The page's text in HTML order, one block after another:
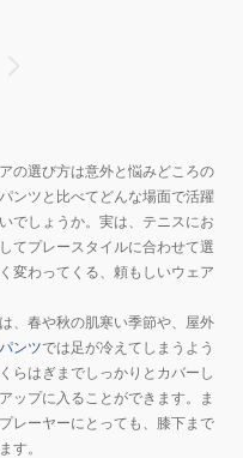
の選び方は意外と悩みどころの
ンツと比べてどんな場面で活躍
でしょうか。実は、テニスにお
てプレースタイルに合わせて選
変わってくる、頼もしいウェア
、春や秋の肌寒い季節や、屋外
ンツでは足が冷えてしまうよう
らはぎまでしっかりとカバーし
ップに入ることができます。ま
レーヤーにとっても、膝下まで
す。